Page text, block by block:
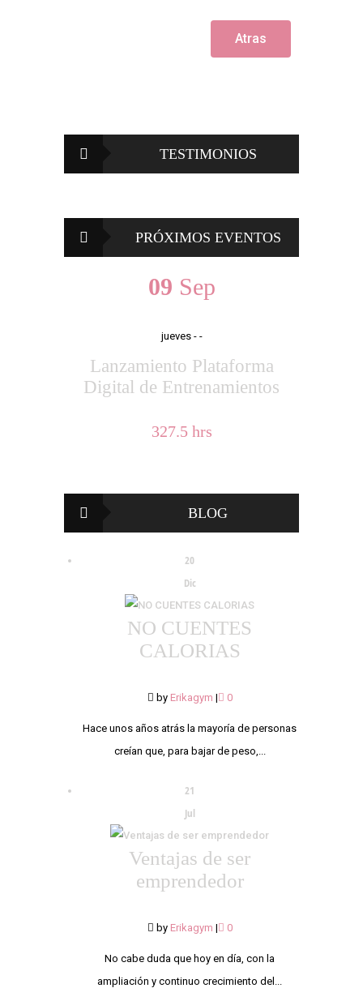
Atras
TESTIMONIOS
PRÓXIMOS EVENTOS
09 Sep
jueves- -
Lanzamiento Plataforma
Digital de Entrenamientos
327.5 hrs
BLOG
20
Dic
NO CUENTES
CALORIAS
by Erikagym | 0
Hace unos años atrás la mayoría de personas
creían que, para bajar de peso,...
21
Jul
Ventajas de ser
emprendedor
by Erikagym | 0
No cabe duda que hoy en día, con la
ampliación y continuo crecimiento del...